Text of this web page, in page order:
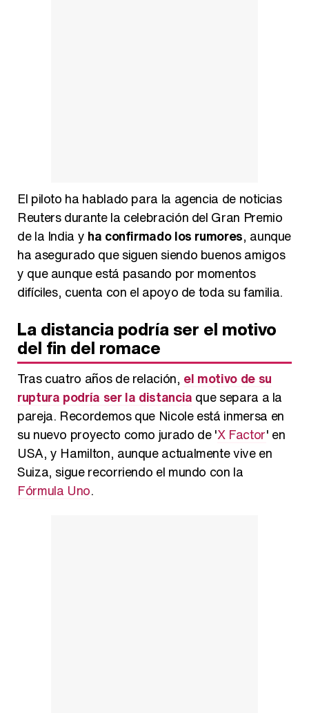
Magdalena de Suecia responde a las críticas y explica por qué le han permitido lanzar su propio negocio
El piloto ha hablado para la agencia de noticias
Reuters durante la celebración del Gran Premio
de la India y ha confirmado los rumores, aunque
ha asegurado que siguen siendo buenos amigos
y que aunque está pasando por momentos
difíciles, cuenta con el apoyo de toda su familia.
La distancia podría ser el motivo
del fin del romace
Tras cuatro años de relación, el motivo de su
ruptura podría ser la distancia que separa a la
pareja. Recordemos que Nicole está inmersa en
su nuevo proyecto como jurado de 'X Factor' en
USA, y Hamilton, aunque actualmente vive en
Suiza, sigue recorriendo el mundo con la
Fórmula Uno.